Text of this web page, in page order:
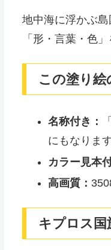
地中海に浮かぶ島
「形・言葉・色
この塗り絵
名称付き：
にもなります
カラー見本
高画質：
キプロス国